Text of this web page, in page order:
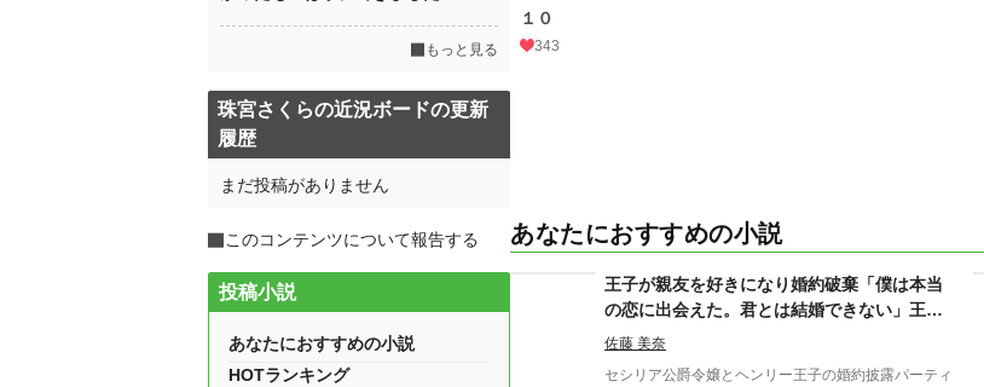
１０
343
あなたにおすすめの小説
王子が親友を好きになり婚約破棄「僕は本当
の恋に出会えた。君とは結婚できない」王子
に付きまとわれて迷惑してる？衝撃の真実が
佐藤 美奈
セシリア公爵令嬢とヘンリー王子の婚約披露パーティ
もっと見る
珠宮さくらの近況ボードの更新
履歴
まだ投稿がありません
このコンテンツについて報告する
投稿小説
あなたにおすすめの小説
HOTランキング